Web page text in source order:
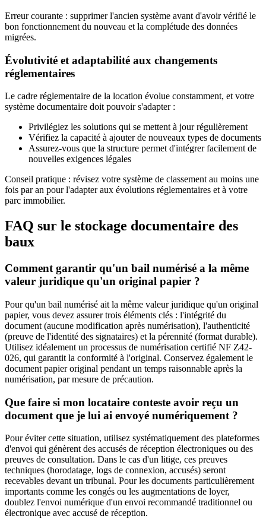
Erreur courante : supprimer l'ancien système avant d'avoir vérifié le
bon fonctionnement du nouveau et la complétude des données
migrées.
Évolutivité et adaptabilité aux changements
réglementaires
Le cadre réglementaire de la location évolue constamment, et votre
système documentaire doit pouvoir s'adapter :
Privilégiez les solutions qui se mettent à jour régulièrement
Vérifiez la capacité à ajouter de nouveaux types de documents
Assurez-vous que la structure permet d'intégrer facilement de
nouvelles exigences légales
Conseil pratique : révisez votre système de classement au moins une
fois par an pour l'adapter aux évolutions réglementaires et à votre
parc immobilier.
FAQ sur le stockage documentaire des
baux
Comment garantir qu'un bail numérisé a la même
valeur juridique qu'un original papier ?
Pour qu'un bail numérisé ait la même valeur juridique qu'un original
papier, vous devez assurer trois éléments clés : l'intégrité du
document (aucune modification après numérisation), l'authenticité
(preuve de l'identité des signataires) et la pérennité (format durable).
Utilisez idéalement un processus de numérisation certifié NF Z42-
026, qui garantit la conformité à l'original. Conservez également le
document papier original pendant un temps raisonnable après la
numérisation, par mesure de précaution.
Que faire si mon locataire conteste avoir reçu un
document que je lui ai envoyé numériquement ?
Pour éviter cette situation, utilisez systématiquement des plateformes
d'envoi qui génèrent des accusés de réception électroniques ou des
preuves de consultation. Dans le cas d'un litige, ces preuves
techniques (horodatage, logs de connexion, accusés) seront
recevables devant un tribunal. Pour les documents particulièrement
importants comme les congés ou les augmentations de loyer,
doublez l'envoi numérique d'un envoi recommandé traditionnel ou
électronique avec accusé de réception.